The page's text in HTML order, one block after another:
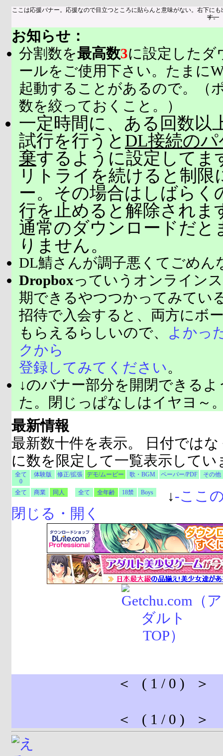
ここは応援バナー。応援なので目立つところに貼らんと意味がない。右下に
す。
お知らせ：
分割数を最高数3に設定したダ
ールをご使用下さい。たまに
起動することがあるので。（
数を絞っておくこと。）
一定時間に、ある回数以
試行を行うと DL接続の
棄するように設定してま
リトライを続けると制限
ー。その場合はしばらく
行を止めると解除されま
通常のダウンロードだと
りません。
DL鯖さんが調子悪くてごめん
Dropboxっていうオンライン
期できるやつつかってみてい
招待で入会すると、両方にボ
もらえるらしいので、
よかっ
クから
登録してみてください。
↓のバナー部分を開閉できる
た。閉じっぱなしはイヤヨ～
最新情報
最新数十件を表示。 日付では
に数を限定して一覧表示してい
全て
0
体験版 修正/拡張 デモ/ムービー 歌・BGM ペーパー/PDF その他
全て 商業 同人 全て 全年齢 18禁 Boys ↓-ここ
閉じる・開く
＜ ( 1 / 0 ) ＞
＜ ( 1 / 0 ) ＞